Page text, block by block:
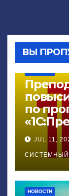
ВЫ
по
JUL 11,
СИСТЕМНЫЙ
НОВОСТИ